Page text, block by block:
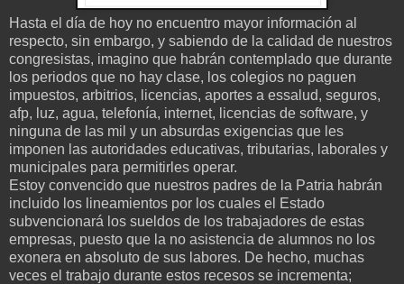
Hasta el día de hoy no encuentro mayor información al
respecto, sin embargo, y sabiendo de la calidad de nuestros
congresistas, imagino que habrán contemplado que durante
los periodos que no hay clase, los colegios no paguen
impuestos, arbitrios, licencias, aportes a essalud, seguros,
afp, luz, agua, telefonía, internet, licencias de software, y
ninguna de las mil y un absurdas exigencias que les
imponen las autoridades educativas, tributarias, laborales y
municipales para permitirles operar.
Estoy convencido que nuestros padres de la Patria habrán
incluido los lineamientos por los cuales el Estado
subvencionará los sueldos de los trabajadores de estas
empresas, puesto que la no asistencia de alumnos no los
exonera en absoluto de sus labores. De hecho, muchas
veces el trabajo durante estos recesos se incrementa;